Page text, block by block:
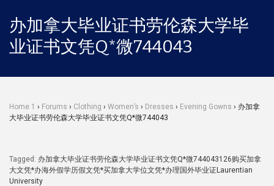
办加拿大毕业证书劳伦森大学毕
业证书文凭Q*微744043
Home 1 › Forums › Clothing › Women’s › Dresses › Evening Gowns › 办加拿
大毕业证书劳伦森大学毕业证书文凭Q*微744043
Tagged: 办加拿大毕业证书劳伦森大学毕业证书文凭Q*微744043126购买加拿
大文凭*办海外假学历假文凭*买加拿大学位文凭*办理国外毕业证Laurentian
University